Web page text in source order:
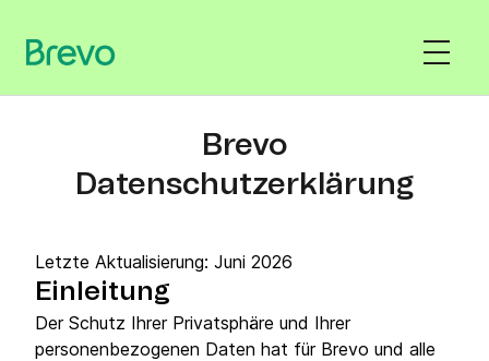
Brevo
Datenschutzerklärung
Letzte Aktualisierung: Juni 2026
Einleitung
Der Schutz Ihrer Privatsphäre und Ihrer
personenbezogenen Daten hat für Brevo und alle